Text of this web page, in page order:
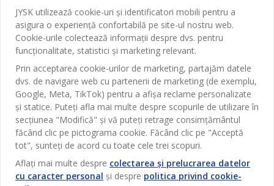
Baie
Birou
Sufragerie
Bucătărie
Depozitare
Perdele
Grădină
Pentru casă
Contact Relații Clienți
Magazine și program
Broșură
Termeni si conditii vânzări online
Garantia prețului
Garanția Produselor
Politica de confidentialitate
Card cadou
JYSK
Despre JYSK
JYSK.com
Presă
Locuri de muncă
Inspirație
SEDIU CENTRAL
TAROL-DD S.R.L. str. Jubiliara, 41A mun. Chișinău, Republica
Moldova
JYSK BUSINESS TO BUSINESS
Vânzări și relații clienți persoane juridice
Telefon: 060 531 531
E-mail: jysk@jysk.md
JYSK RELAȚII CLIENȚI
Contact Relații Clienți
Telefon: 022 022 030
E-mail: support@jysk.md
Urmărește Jysk
JYSK utilizează cookie-uri și identificatori mobili pentru a
asigura o experiență confortabilă pe site-ul nostru web.
Cookie-urile colectează informații despre dvs. pentru
funcționalitate, statistici și marketing relevant.
Prin acceptarea cookie-urilor de marketing, partajăm datele
dvs. de navigare web cu partenerii de marketing (de exemplu,
Google, Meta, TikTok) pentru a afișa reclame personalizate
și statice. Puteți afla mai multe despre scopurile de utilizare în
secțiunea "Modifică" și vă puteți retrage consimțământul
făcând clic pe pictograma cookie. Făcând clic pe "Acceptă
tot", sunteți de acord cu toate cele trei scopuri.
Aflați mai multe despre colectarea și prelucrarea datelor
cu caracter personal și despre politica privind cookie-